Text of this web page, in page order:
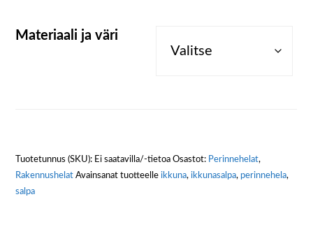
Materiaali ja väri
Tuotetunnus (SKU): Ei saatavilla/-tietoa Osastot: Perinnehelat,
Rakennushelat Avainsanat tuotteelle ikkuna, ikkunasalpa, perinnehela,
salpa